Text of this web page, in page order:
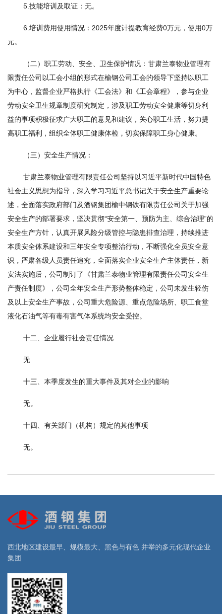
5.技能培训及取证：无。
6.培训费用使用情况：2025年度计提教育经费0万元，使用0万
元。
（二）职工劳动、安全、卫生保护情况：甘肃兰泰物业管理有
限责任公司以工会小组的形式在榆钢公司工会的领导下坚持以职工
为中心，监督企业严格执行《工会法》和《工会章程》，参与企业
劳动安全卫生规章制度研究制定，涉及职工劳动安全健康等切身利
益的事项积极征求广大职工的意见和建议，关心职工生活，努力提
高职工福利，组织全体职工健康体检，切实保障职工身心健康。
（三）安全生产情况：
甘肃兰泰物业管理有限责任公司坚持以习近平新时代中国特色
社会主义思想为指导，深入学习习近平总书记关于安全生产重要论
述，全面落实政府部门及酒钢集团榆中钢铁有限责任公司关于加强
安全生产的部署要求，坚决贯彻“安全第一、预防为主、综合治理”的
安全生产方针，认真开展风险分级管控与隐患排查治理，持续推进
本质安全体系建设和三年安全专项整治行动，不断强化全员安全意
识，严肃各级人员责任追究，全面落实企业安全生产主体责任，新
安法实施后，公司制订了《甘肃兰泰物业管理有限责任公司安全生
产责任制度》，公司全年安全生产形势整体稳定，公司未发生轻伤
及以上安全生产事故，公司重大危险源、重点危险场所、职工食堂
液化石油气等有毒有害气体系统均安全受控。
十二、企业履行社会责任情况
无
十三、本季度发生的重大事件及其对企业的影响
无。
十四、有关部门（机构）规定的其他事项
无。
西北地区建设最早、规模最大、黑色与有色 并举的多元化现代企业
集团